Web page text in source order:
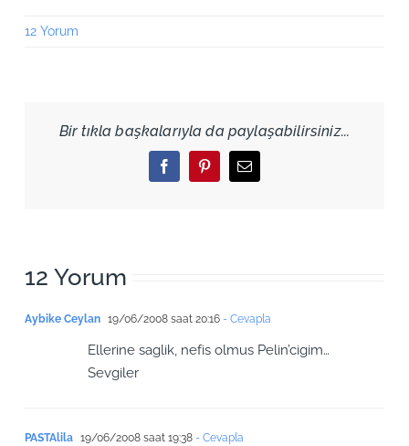
12 Yorum
Bir tıkla başkalarıyla da paylaşabilirsiniz...
FacebookPinterestEmail
12 Yorum
Aybike Ceylan 19/06/2008 saat 20:16- Cevapla
Ellerine saglik, nefis olmus Pelin’cigim…
Sevgiler
PASTAlila 19/06/2008 saat 19:38- Cevapla